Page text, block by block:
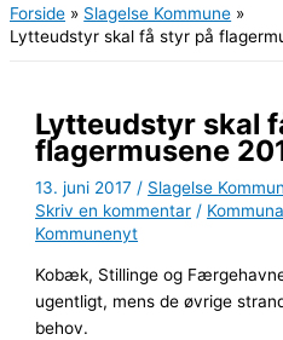
Forside
Slagelse Kommune
Lytteudstyr skal få styr på
Lytteudstyr skal
flagermusene
13. juni 2017 / Slagelse
Skriv en kommentar /
Kommunenyt
Kobæk, Stillinge og
ugentligt, mens de øvrige
behov.